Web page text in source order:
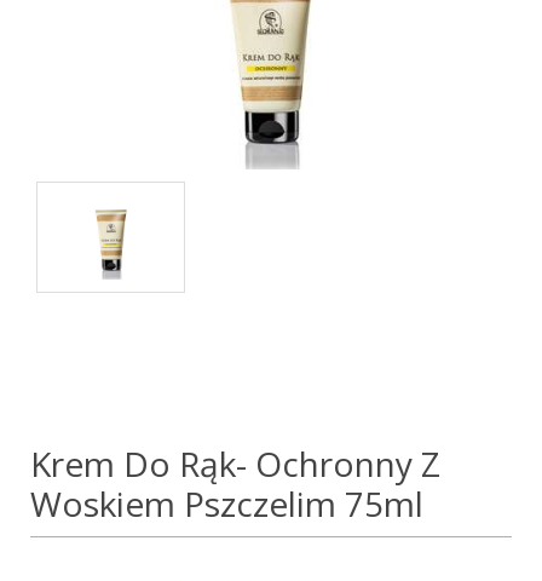
Krem Do Rąk- Ochronny Z
Woskiem Pszczelim 75ml